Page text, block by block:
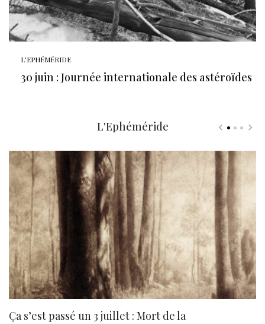
L'EPHÉMÉRIDE
30 juin : Journée internationale des astéroïdes
L'Ephéméride
Ça s’est passé un 3 juillet : Mort de la